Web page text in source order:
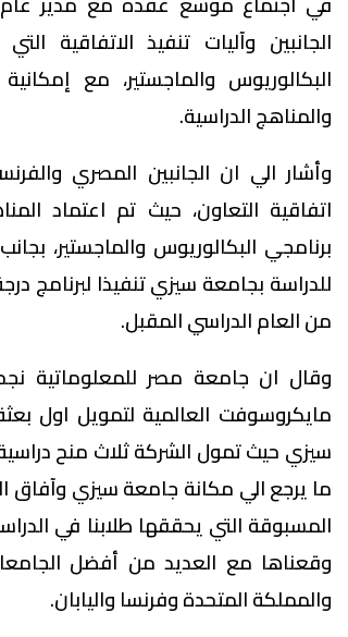
الجانبين وآليات تنفيذ الاتفاقية
البكالوريوس والماجستير، مع
والمناهج الدراسية.
وأشار الي ان الجانبين المصري
اتفاقية التعاون، حيث تم اعتماد
برنامجي البكالوريوس والماجستير،
للدراسة بجامعة سيزي تنفيذا لبرنامج
من العام الدراسي المقبل.
وقال ان جامعة مصر للمعلوماتية
مايكروسوفت العالمية لتمويل اول
سيزي حيث تمول الشركة ثلاث منح
ما يرجع الي مكانة جامعة سيزي وآفاق
المسبوقة التي يحققها طلابنا في
وقعناها مع العديد من أفضل
والمملكة المتحدة وفرنسا واليابان.